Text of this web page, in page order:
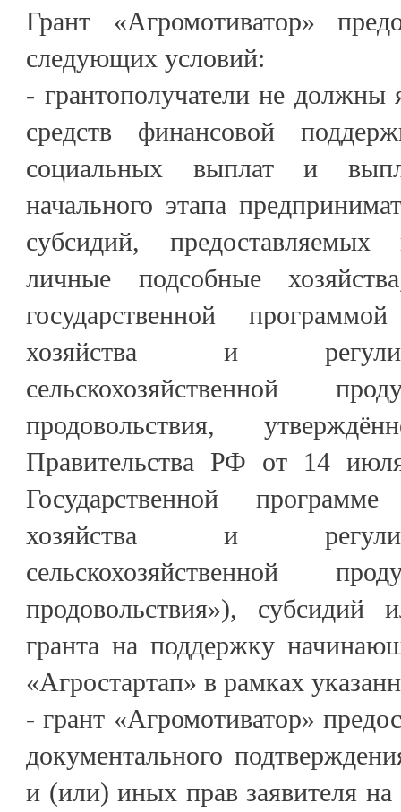
Грант «Агромотиватор»
следующих условий:
- грантополучатели не должны
средств финансовой
социальных выплат и
начального этапа
субсидий,
личные подсобные
государственной
хозяйства и
сельскохозяйственной
продовольствия,
Правительства РФ от 14
Государственной
хозяйства и
сельскохозяйственной
продовольствия»),
гранта на поддержку
«Агростартап» в рамках
- грант «Агромотиватор»
документального
и (или) иных прав заявителя